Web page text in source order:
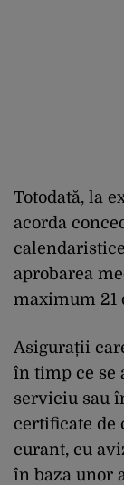
Totodată, la
acorda
aprobarea
maximum 21
Asigurații
în timp ce se
serviciu sau
certificate de
curant, cu
în baza unor